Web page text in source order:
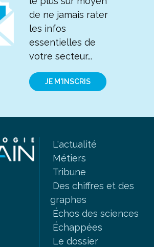
de ne jamais rater
les infos
essentielles de
votre secteur...
JE M'INSCRIS
L'actualité
Métiers
Tribune
Des chiffres et des
graphes
Échos des sciences
Échappées
Le dossier